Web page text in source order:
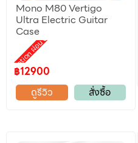
Mono M80 Vertigo
Ultra Electric Guitar
Case
Promotion ผ่อน 0%
฿12900
ดูรีวิว
สั่งซื้อ